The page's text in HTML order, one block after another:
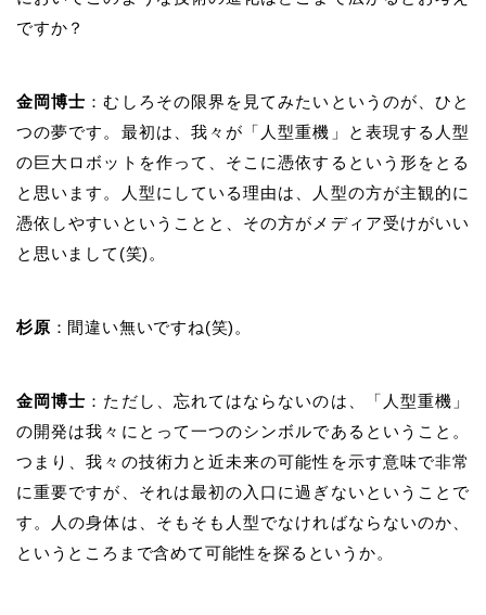
ですか？
金岡博士 ：むしろその限界を見てみたいというのが、ひと
つの夢です。最初は、我々が「人型重機」と表現する人型
の巨大ロボットを作って、そこに憑依するという形をとる
と思います。人型にしている理由は、人型の方が主観的に
憑依しやすいということと、その方がメディア受けがいい
と思いまして (笑) 。
杉原 ：間違い無いですね(笑) 。
金岡博士 ：ただし、忘れてはならないのは、「人型重機」
の開発は我々にとって一つのシンボルであるということ。
つまり、我々の技術力と近未来の可能性を示す意味で非常
に重要ですが、それは最初の入口に過ぎないということで
す。人の身体は、そもそも人型でなければならないのか、
というところまで含めて可能性を探るというか。